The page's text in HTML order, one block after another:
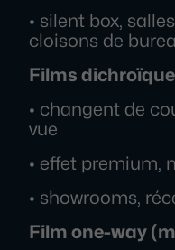
• silent box,
cloisons de
Films
• changent de
vue
• effet premium,
• showrooms,
Film one-way